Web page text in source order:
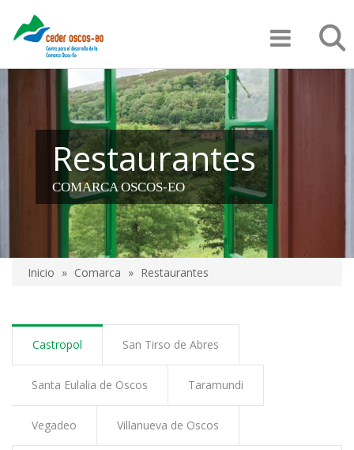
contenido
Restaurantes
COMARCA OSCOS-EO
enlaces
de
ayuda
a
la
Inicio Comarca Restaurantes
Castropol San Tirso de Abres
Santa Eulalia de Oscos Taramundi
Vegadeo Villanueva de Oscos